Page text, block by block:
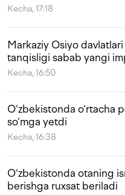
Kecha, 17:18
Markaziy Osiyo
tanqisligi sabab yangi
Kecha, 16:50
O‘zbekistonda o‘rtacha
so‘mga yetdi
Kecha, 16:38
O‘zbekistonda otaning
berishga ruxsat beriladi